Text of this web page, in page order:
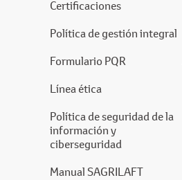
Certificaciones
Política de gestión integral
Formulario PQR
Línea ética
Política de seguridad de la
información y
ciberseguridad
Manual SAGRILAFT